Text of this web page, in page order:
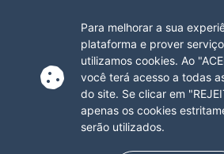
Para melhorar a sua
plataforma e prover
utilizamos cookies. Ao
você terá acesso a todas
do site. Se clicar em
apenas os cookies
serão utilizados.